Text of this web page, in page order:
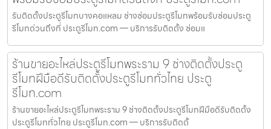
รับติดตั้งประตูรีโมทบางคอแหลม ช่างซ่อมประตูรีโมทพร้อมรับซ่อมประตู
รีโมทด่วนถึงที่ ประตูรีโมท.com — บริการรับติดตั้ง ซ่อมแ
ร้านขายอะไหล่ประตูรีโมทพระราม 9 ช่างติดตั้งประตู
รีโมทฝีมือดีรับติดตั้งประตูรีโมททั่วไทย ประตู
รีโมท.com
ร้านขายอะไหล่ประตูรีโมทพระราม 9 ช่างติดตั้งประตูรีโมทฝีมือดีรับติดตั้ง
ประตูรีโมททั่วไทย ประตูรีโมท.com — บริการรับติดตั้